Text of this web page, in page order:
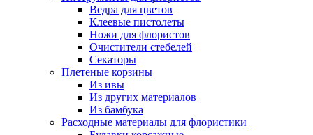
Ведра для цветов
Клеевые пистолеты
Ножи для флористов
Очистители стебелей
Секаторы
Плетеные корзины
Из ивы
Из других материалов
Из бамбука
Расходные материалы для флористики